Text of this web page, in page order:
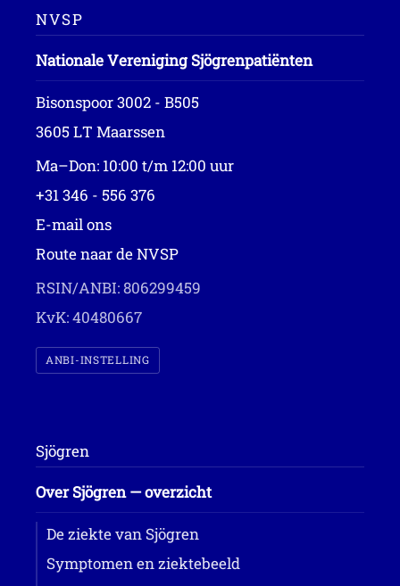
NVSP
Nationale Vereniging Sjögrenpatiënten
Bisonspoor 3002 - B505
3605 LT Maarssen
Ma–Don: 10:00 t/m 12:00 uur
+31 346 - 556 376
E-mail ons
Route naar de NVSP
RSIN/ANBI: 806299459
KvK: 40480667
ANBI-INSTELLING
Sjögren
Over Sjögren — overzicht
De ziekte van Sjögren
Symptomen en ziektebeeld